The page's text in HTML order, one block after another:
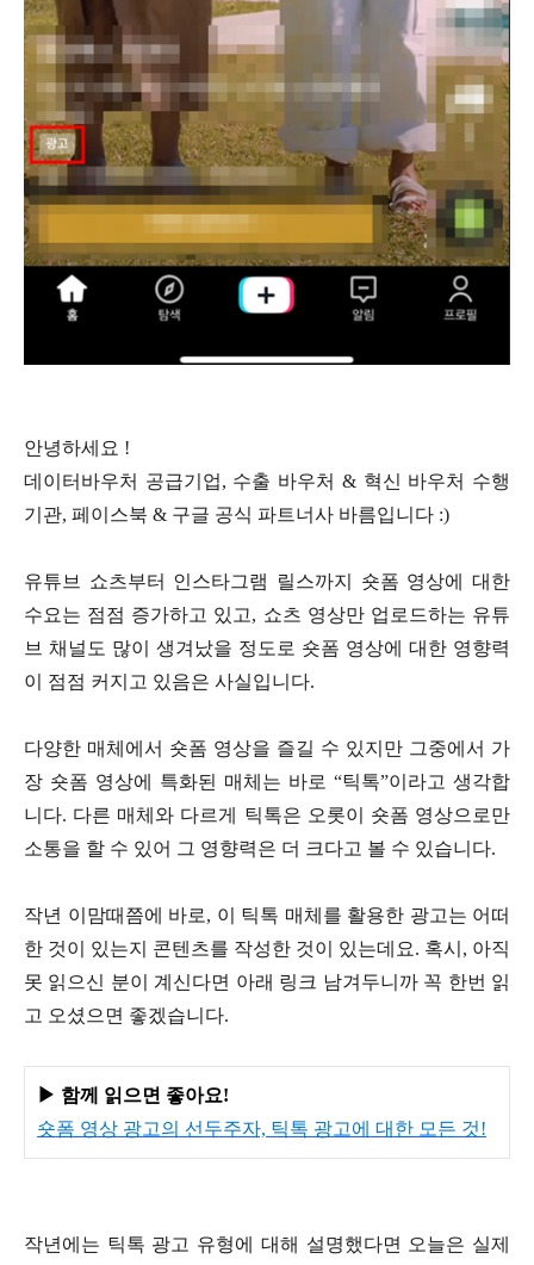
안녕하세요 !
데이터바우처 공급기업, 수출 바우처 & 혁신 바우처 수행
기관, 페이스북 & 구글 공식 파트너사 바름입니다 :)
유튜브 쇼츠부터 인스타그램 릴스까지 숏폼 영상에 대한
수요는 점점 증가하고 있고, 쇼츠 영상만 업로드하는 유튜
브 채널도 많이 생겨났을 정도로 숏폼 영상에 대한 영향력
이 점점 커지고 있음은 사실입니다.
다양한 매체에서 숏폼 영상을 즐길 수 있지만 그중에서 가
장 숏폼 영상에 특화된 매체는 바로 “틱톡”이라고 생각합
니다. 다른 매체와 다르게 틱톡은 오롯이 숏폼 영상으로만
소통을 할 수 있어 그 영향력은 더 크다고 볼 수 있습니다.
작년 이맘때쯤에 바로, 이 틱톡 매체를 활용한 광고는 어떠
한 것이 있는지 콘텐츠를 작성한 것이 있는데요. 혹시, 아직
못 읽으신 분이 계신다면 아래 링크 남겨두니까 꼭 한번 읽
고 오셨으면 좋겠습니다.
▶ 함께 읽으면 좋아요!
숏폼 영상 광고의 선두주자, 틱톡 광고에 대한 모든 것!
작년에는 틱톡 광고 유형에 대해 설명했다면 오늘은 실제